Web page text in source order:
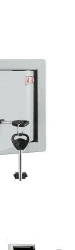
Пищевое производство
Фармацевтическое